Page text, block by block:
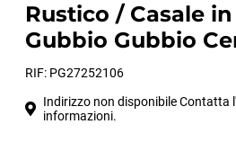
Rustico / Casale
Gubbio Gubbio
RIF: PG27252106
Indirizzo non disponibile Contatta
informazioni.